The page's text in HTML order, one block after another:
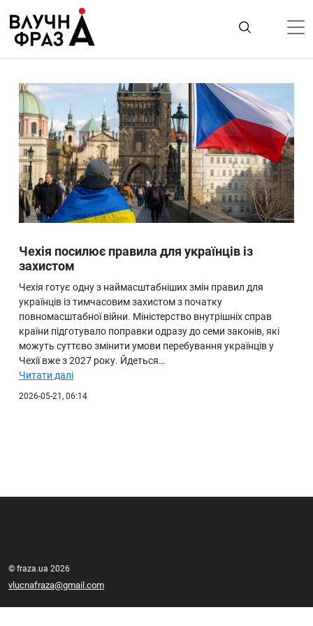
содержимому
Гроші
Життя
Лайфстайл
ТехноНаука
Людина
Ukraine
Про нас
Чехія посилює правила для українців із
захистом
Чехія готує одну з наймасштабніших змін правил для
українців із тимчасовим захистом з початку
повномасштабної війни. Міністерство внутрішніх справ
країни підготувало поправки одразу до семи законів, які
можуть суттєво змінити умови перебування українців у
Чехії вже з 2027 року. Йдеться…
Читати далі
2026-05-21, 06:14
© fraza.ua 2026
vlucnafraza@gmail.com